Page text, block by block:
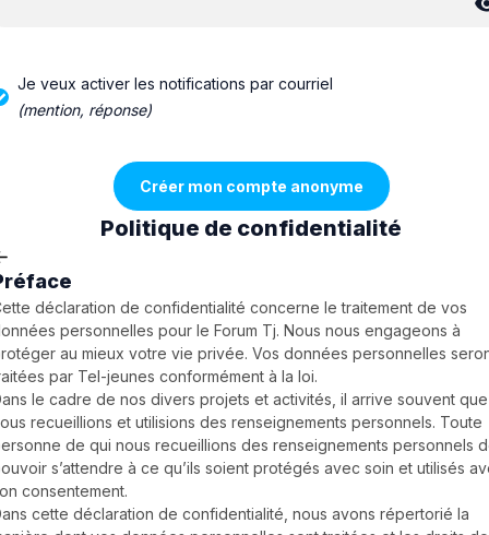
Je veux activer les notifications par courriel
(mention, réponse)
Politique de confidentialité
déclaration de confidentialité concerne le traitement de vos
personnelles pour le Forum Tj. Nous nous engageons à
au mieux votre vie privée. Vos données personnelles
par Tel-jeunes conformément à la loi.
le cadre de nos divers projets et activités, il arrive souvent que
recueillions et utilisions des renseignements personnels. Toute
de qui nous recueillions des renseignements personnels
s’attendre à ce qu’ils soient protégés avec soin et utilisés
consentement.
cette déclaration de confidentialité, nous avons répertorié la